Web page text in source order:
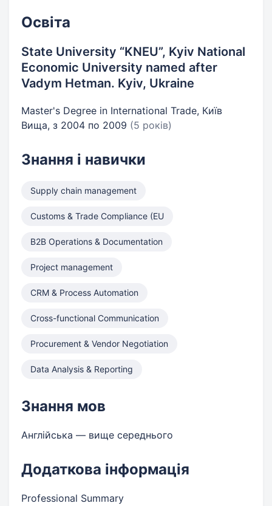
Освіта
State University “KNEU”, Kyiv National
Economic University named after
Vadym Hetman. Kyiv, Ukraine
Master's Degree in International Trade, Київ
Вища, з 2004 по 2009 (5 років)
Знання і навички
Supply chain management
Customs & Trade Compliance (EU
B2B Operations & Documentation
Project management
CRM & Process Automation
Cross-functional Communication
Procurement & Vendor Negotiation
Data Analysis & Reporting
Знання мов
Англійська — вище середнього
Додаткова інформація
Professional Summary